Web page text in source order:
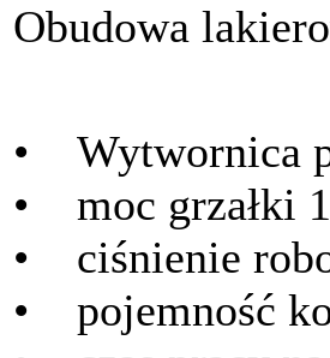
Obudowa
• Wytwornica
• moc grzałki
• ciśnienie
• pojemność